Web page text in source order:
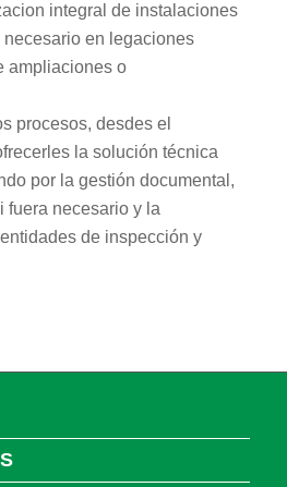
integral de instalaciones
en legaciones
ampliaciones o
procesos, desdes el
la solución técnica
por la gestión documental,
fuera necesario y la
de inspección y